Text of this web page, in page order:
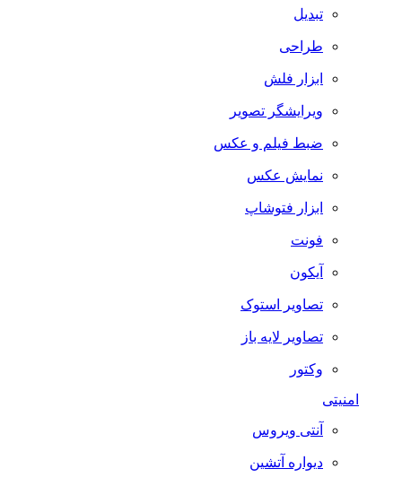
تبدیل
طراحی
ابزار فلش
ویرایشگر تصویر
ضبط فيلم و عكس
نمایش عکس
ابزار فتوشاپ
فونت
آیکون
تصاویر استوک
تصاویر لایه باز
وکتور
امنیتی
آنتی ویروس
دیواره آتشین